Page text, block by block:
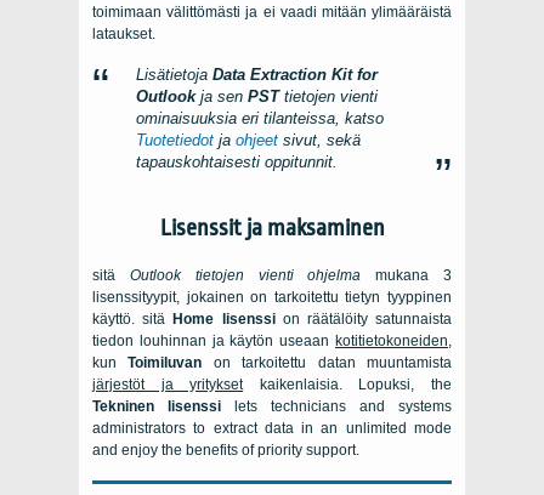
toimimaan välittömästi ja ei vaadi mitään ylimääräistä
lataukset.
Lisätietoja Data Extraction Kit for
Outlookja sen PSTtietojen vienti
ominaisuuksia eri tilanteissa, katso
Tuotetiedot ja ohjeet sivut, sekä
tapauskohtaisesti oppitunnit.
Lisenssit ja maksaminen
sitä Outlooktietojen vienti ohjelma mukana 3
lisenssityypit, jokainen on tarkoitettu tietyn tyyppinen
käyttö. sitä Home lisenssion räätälöity satunnaista
tiedon louhinnan ja käytön useaan kotitietokoneiden,
kunToimiluvan on tarkoitettu datan muuntamista
järjestöt ja yrityksetkaikenlaisia. Lopuksi, the
Tekninen lisenssi
lets technicians and systems
administrators to extract data in an unlimited mode
and enjoy the benefits of priority support.